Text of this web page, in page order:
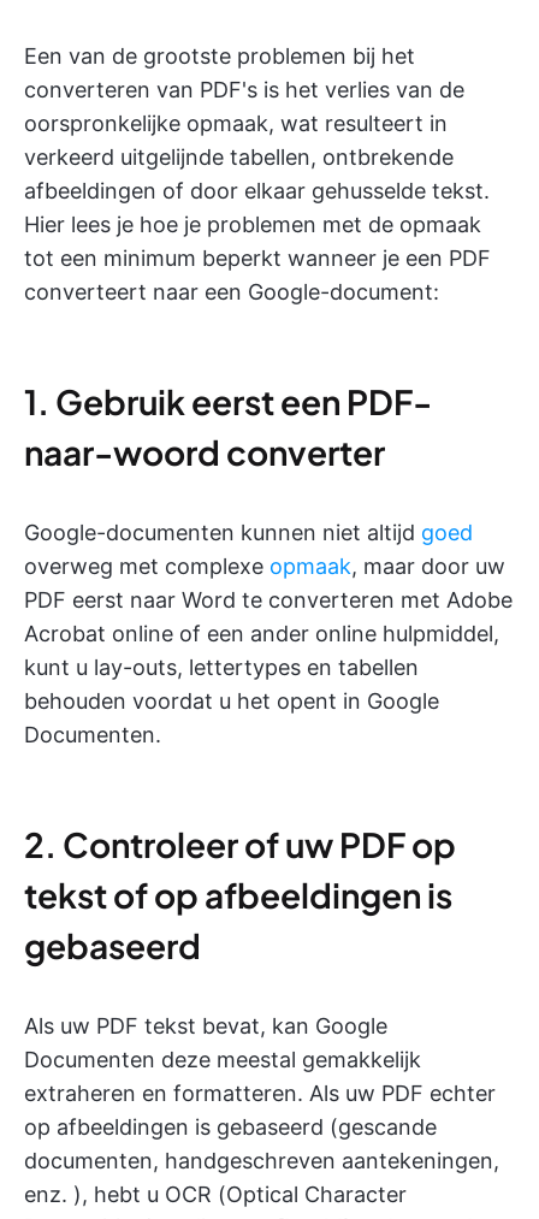
Een van de grootste problemen bij het
converteren van PDF's is het verlies van de
oorspronkelijke opmaak, wat resulteert in
verkeerd uitgelijnde tabellen, ontbrekende
afbeeldingen of door elkaar gehusselde tekst.
Hier lees je hoe je problemen met de opmaak
tot een minimum beperkt wanneer je een PDF
converteert naar een Google-document:
1. Gebruik eerst een PDF-
naar-woord converter
Google-documenten kunnen niet altijd goed
overweg met complexe opmaak, maar door uw
PDF eerst naar Word te converteren met Adobe
Acrobat online of een ander online hulpmiddel,
kunt u lay-outs, lettertypes en tabellen
behouden voordat u het opent in Google
Documenten.
2. Controleer of uw PDF op
tekst of op afbeeldingen is
gebaseerd
Als uw PDF tekst bevat, kan Google
Documenten deze meestal gemakkelijk
extraheren en formatteren. Als uw PDF echter
op afbeeldingen is gebaseerd (gescande
documenten, handgeschreven aantekeningen,
enz. ), hebt u OCR (Optical Character